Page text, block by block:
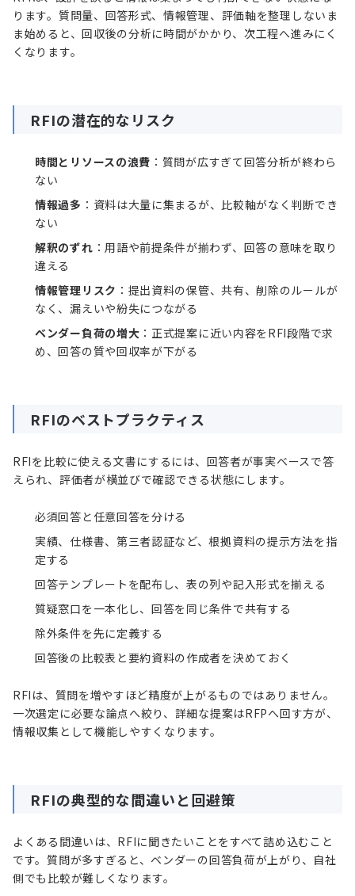
ります。質問量、回答形式、情報管理、評価軸を整理しないま
ま始めると、回収後の分析に時間がかかり、次工程へ進みにく
くなります。
RFIの潜在的なリスク
時間とリソースの浪費 ：質問が広すぎて回答分析が終わら
ない
情報過多 ：資料は大量に集まるが、比較軸がなく判断でき
ない
解釈のずれ ：用語や前提条件が揃わず、回答の意味を取り
違える
情報管理リスク ：提出資料の保管、共有、削除のルールが
なく、漏えいや紛失につながる
ベンダー負荷の増大 ：正式提案に近い内容をRFI段階で求
め、回答の質や回収率が下がる
RFIのベストプラクティス
RFIを比較に使える文書にするには、回答者が事実ベースで答
えられ、評価者が横並びで確認できる状態にします。
必須回答と任意回答を分ける
実績、仕様書、第三者認証など、根拠資料の提示方法を指
定する
回答テンプレートを配布し、表の列や記入形式を揃える
質疑窓口を一本化し、回答を同じ条件で共有する
除外条件を先に定義する
回答後の比較表と要約資料の作成者を決めておく
RFIは、質問を増やすほど精度が上がるものではありません。
一次選定に必要な論点へ絞り、詳細な提案はRFPへ回す方が、
情報収集として機能しやすくなります。
RFIの典型的な間違いと回避策
よくある間違いは、RFIに聞きたいことをすべて詰め込むこと
です。質問が多すぎると、ベンダーの回答負荷が上がり、自社
側でも比較が難しくなります。